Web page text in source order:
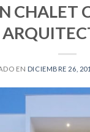
CHALET
EN DICIEMBRE 26,